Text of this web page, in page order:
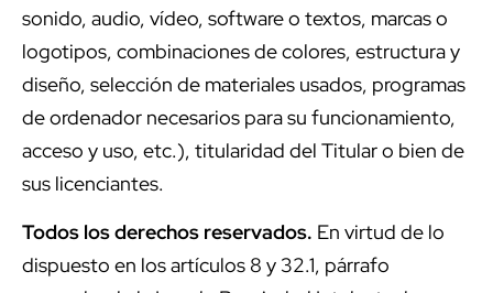
sonido, audio, vídeo, software o textos, marcas o
logotipos, combinaciones de colores, estructura y
diseño, selección de materiales usados, programas
de ordenador necesarios para su funcionamiento,
acceso y uso, etc.), titularidad del Titular o bien de
sus licenciantes.
Todos los derechos reservados. En virtud de lo
dispuesto en los artículos 8 y 32.1, párrafo